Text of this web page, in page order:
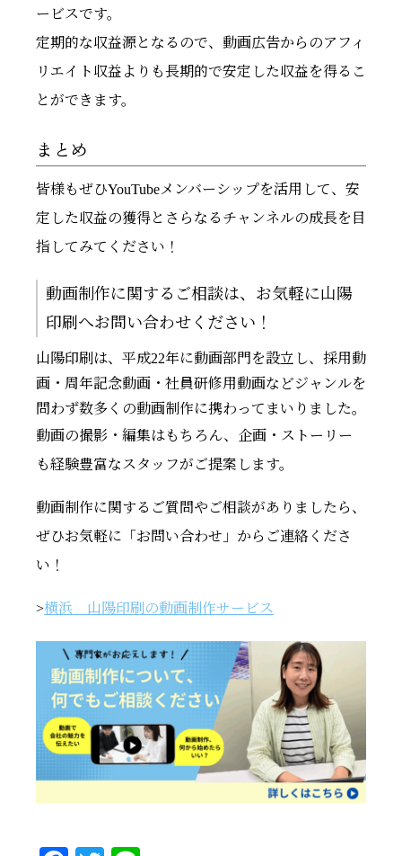
ービスです。
定期的な収益源となるので、動画広告からのアフィ
リエイト収益よりも長期的で安定した収益を得るこ
とができます。
まとめ
皆様もぜひYouTubeメンバーシップを活用して、安
定した収益の獲得とさらなるチャンネルの成長を目
指してみてください！
動画制作に関するご相談は、お気軽に山陽
印刷へお問い合わせください！
山陽印刷は、平成22年に動画部門を設立し、採用動
画・周年記念動画・社員研修用動画などジャンルを
問わず数多くの動画制作に携わってまいりました。
動画の撮影・編集はもちろん、企画・ストーリー
も経験豊富なスタッフがご提案します。
動画制作に関するご質問やご相談がありましたら、
ぜひお気軽に「お問い合わせ」からご連絡くださ
い！
>横浜 山陽印刷の動画制作サービス